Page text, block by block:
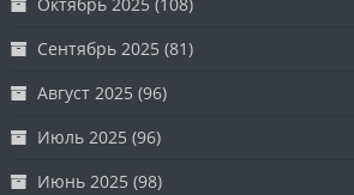
Октябрь 2025 (108)
Сентябрь 2025 (81)
Август 2025 (96)
Июль 2025 (96)
Июнь 2025 (98)